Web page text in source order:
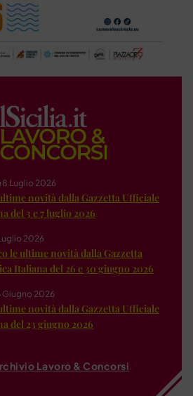
Luglio 2026
novità dalla Gazzetta Ufficiale
del 3 e 7 luglio 2026
2026
le ultime novità dalla Gazzetta
Italiana del 26 e 30 giugno 2026
Giugno 2026
novità dalla Gazzetta Ufficiale
del 23 giugno 2026
Lavoro & Concorsi